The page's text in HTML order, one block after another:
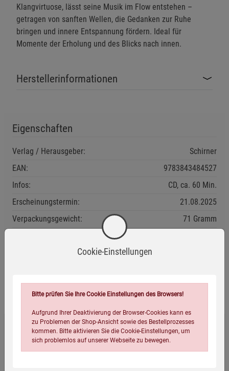
Klangvirtuose, lässt seine Musik im Flow entstehen –
getragen von sanften Wellen, die Gedanken zur Ruhe
bringen und innere Entspannung fördern. Ideal für
Momente der Erholung und des Blicks nach innen.
Herstellerinformationen
Eigenschaften
Verlag / Herausgeber:
Schirner
EAN:
9783843484527
Infos:
CD, ca. 60 Min.
Erscheinungstermin:
21.08.2025
Verpackungsgewicht:
71 Gramm
Verpackungsmaße (LxBxH):
Wird oft zusammen bestellt:
Heilmusik für innere Ruhe und Frieden
Cookie-Einstellungen
Bitte prüfen Sie Ihre Cookie Einstellungen des Browsers!
Aufgrund Ihrer Deaktivierung der Browser-Cookies kann es
zu Problemen der Shop-Ansicht sowie des Bestellprozesses
kommen. Bitte aktivieren Sie die Cookie-Einstellungen, um
sich problemlos auf unserer Webseite zu bewegen.